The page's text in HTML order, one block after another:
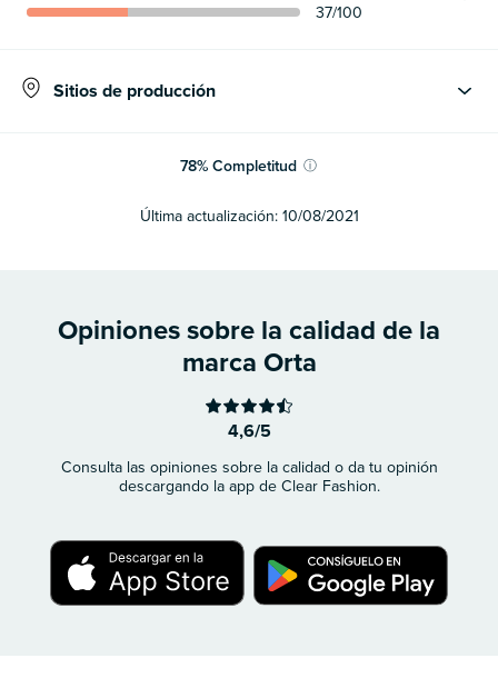
37/100
Sitios de producción
78%Completitud ⓘ
Última actualización: 10/08/2021
Opiniones sobre la calidad de la
marca Orta
4,6/5
Consulta las opiniones sobre la calidad o da tu opinión
descargando la app de Clear Fashion.